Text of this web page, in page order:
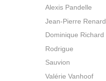
Alexis Pandelle
Jean-Pierre Renard
Dominique Richard
Rodrigue
Sauvion
Valérie Vanhoof